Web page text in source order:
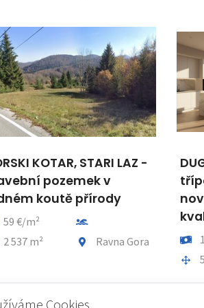
KOTAR, STARI LAZ -
pozemek v
koutě přírody
za m2
59 €/m²
Vzdálenost od moře
celkem
2 537 m² Obec, část obce
Ravna Gora Cena
Cookies